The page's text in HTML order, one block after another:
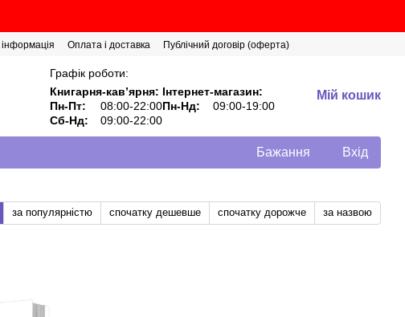
Оплата і доставка
Публічний договір (оферта)
Графік роботи:
Книгарня-кавʼярня: Інтернет-магазин:
Пн-Пт:
08:00-22:00Пн-Нд:
09:00-19:00
Сб-Нд:
09:00-22:00
Мій кошик
Бажання Вхід
за популярністю спочатку дешевше спочатку дорожче за назвою